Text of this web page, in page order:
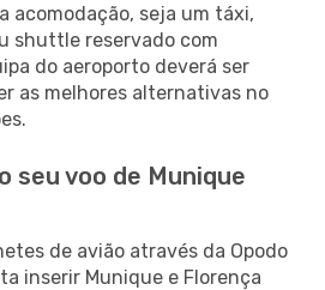
acomodação, seja um táxi,
shuttle reservado com
do aeroporto deverá ser
as melhores alternativas no
seu voo de Munique
de avião através da Opodo
inserir Munique e Florença